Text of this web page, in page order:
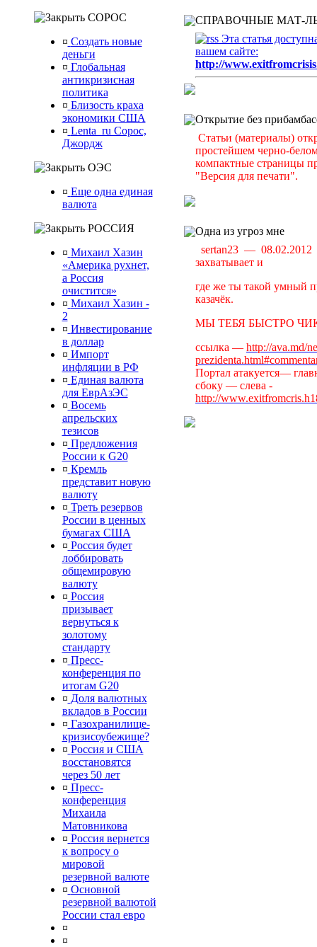
СОРОС
¤ Создать новые
деньги
¤ Глобальная
антикризисная
политика
¤ Близость краха
экономики США
¤ Lenta_ru Сорос,
Джордж
ОЭС
¤ Еще одна единая
валюта
РОССИЯ
¤ Михаил Хазин
«Америка рухнет,
а Россия
очистится»
¤ Михаил Хазин -
2
¤ Инвестирование
в доллар
¤ Импорт
инфляции в РФ
¤ Единая валюта
для ЕврАзЭС
¤ Восемь
апрельских
тезисов
¤ Предложения
России к G20
¤ Кремль
представит новую
валюту
¤ Треть резервов
России в ценных
бумагах США
¤ Россия будет
лоббировать
общемировую
валюту
¤ Россия
призывает
вернуться к
золотому
стандарту
¤ Пресс-
конференция по
итогам G20
¤ Доля валютных
вкладов в России
¤ Газохранилище-
кризисоубежище?
¤ Россия и США
восстановятся
через 50 лет
¤ Пресс-
конференция
Михаила
Матовникова
¤ Россия вернется
к вопросу о
мировой
резервной валюте
¤ Основной
резервной валютой
России стал евро
¤
¤
СПРАВОЧНЫЕ МАТ-
Эта статья
вашем сайте:
http://
Открытие без
Статьи (материалы)
простейшем черно-
компактные страницы
"Версия для печати".
Одна из угроз мне
sertan23 —
захватывает и
где же ты такой умный
казачёк.
МЫ ТЕБЯ БЫСТРО
ссылка — http://ava.md/
Портал атакуется—
сбоку — слева -
http://